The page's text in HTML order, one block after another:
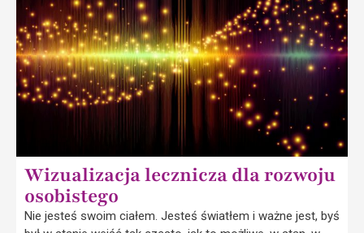
Wizualizacja lecznicza dla rozwoju
osobistego
Nie jesteś swoim ciałem. Jesteś światłem i ważne jest, byś